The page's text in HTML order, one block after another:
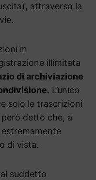
attraverso la
in
illimitata
di archiviazione
. L’unico
solo le trascrizioni
detto che, a
estremamente
di vista.
suddetto